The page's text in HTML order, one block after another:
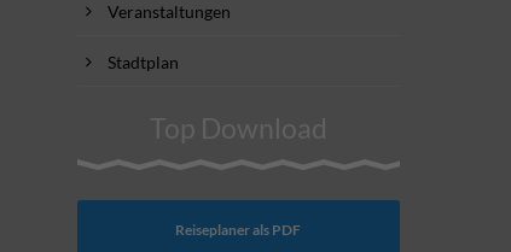
Veranstaltungen
Stadtplan
Top Download
Reiseplaner als PDF